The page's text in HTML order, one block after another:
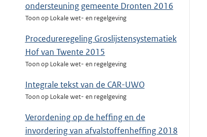
ondersteuning gemeente Dronten 2016
Toon op Lokale wet- en regelgeving
Procedureregeling Groslijstensystematiek
Hof van Twente 2015
Toon op Lokale wet- en regelgeving
Integrale tekst van de CAR-UWO
Toon op Lokale wet- en regelgeving
Verordening op de heffing en de
invordering van afvalstoffenheffing 2018